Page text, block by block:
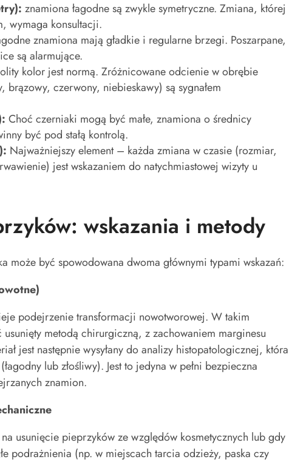
znamiona łagodne są zwykle symetryczne. Zmiana, której
wymaga konsultacji.
znamiona mają gładkie i regularne brzegi. Poszarpane,
są alarmujące.
kolor jest normą. Zróżnicowane odcienie w obrębie
brązowy, czerwony, niebieskawy) są sygnałem
Choć czerniaki mogą być małe, znamiona o średnicy
być pod stałą kontrolą.
Najważniejszy element – każda zmiana w czasie (rozmiar,
jest wskazaniem do natychmiastowej wizyty u
wskazania i metody
może być spowodowana dwoma głównymi typami wskazań:
podejrzenie transformacji nowotworowej. W takim
metodą chirurgiczną, z zachowaniem marginesu
jest następnie wysyłany do analizy histopatologicznej, która
lub złośliwy). Jest to jedyna w pełni bezpieczna
znamion.
usunięcie pieprzyków ze względów kosmetycznych lub gdy
podrażnienia (np. w miejscach tarcia odzieży, paska czy